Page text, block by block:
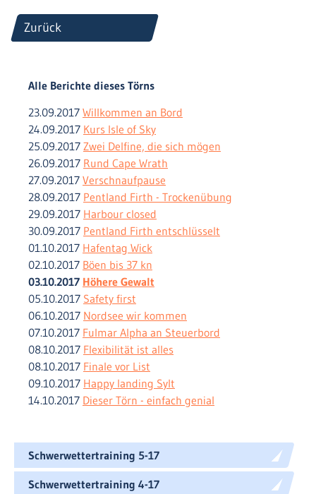
Zurück
Alle Berichte dieses Törns
23.09.2017 Willkommen an Bord
24.09.2017 Kurs Isle of Sky
25.09.2017 Zwei Delfine, die sich mögen
26.09.2017 Rund Cape Wrath
27.09.2017 Verschnaufpause
28.09.2017 Pentland Firth - Trockenübung
29.09.2017 Harbour closed
30.09.2017 Pentland Firth entschlüsselt
01.10.2017 Hafentag Wick
02.10.2017 Böen bis 37 kn
03.10.2017 Höhere Gewalt
05.10.2017 Safety first
06.10.2017 Nordsee wir kommen
07.10.2017 Fulmar Alpha an Steuerbord
08.10.2017 Flexibilität ist alles
08.10.2017 Finale vor List
09.10.2017 Happy landing Sylt
14.10.2017 Dieser Törn - einfach genial
Schwerwettertraining 5-17
Schwerwettertraining 4-17